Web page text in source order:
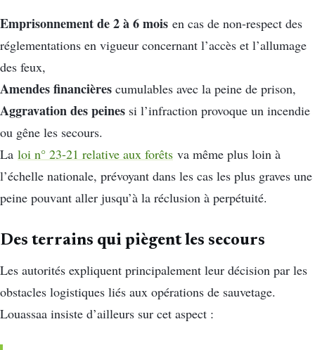
Emprisonnement de 2 à 6 mois en cas de non-respect des
réglementations en vigueur concernant l’accès et l’allumage
des feux,
Amendes financières cumulables avec la peine de prison,
Aggravation des peines si l’infraction provoque un incendie
ou gêne les secours.
La loi n° 23-21 relative aux forêts va même plus loin à
l’échelle nationale, prévoyant dans les cas les plus graves une
peine pouvant aller jusqu’à la réclusion à perpétuité.
Des terrains qui piègent les secours
Les autorités expliquent principalement leur décision par les
obstacles logistiques liés aux opérations de sauvetage.
Louassaa insiste d’ailleurs sur cet aspect :